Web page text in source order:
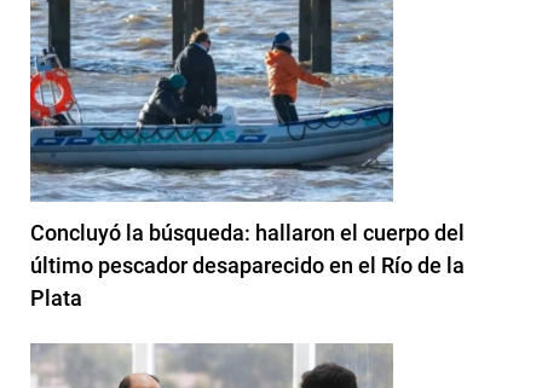
Concluyó la búsqueda: hallaron el cuerpo del
último pescador desaparecido en el Río de la
Plata